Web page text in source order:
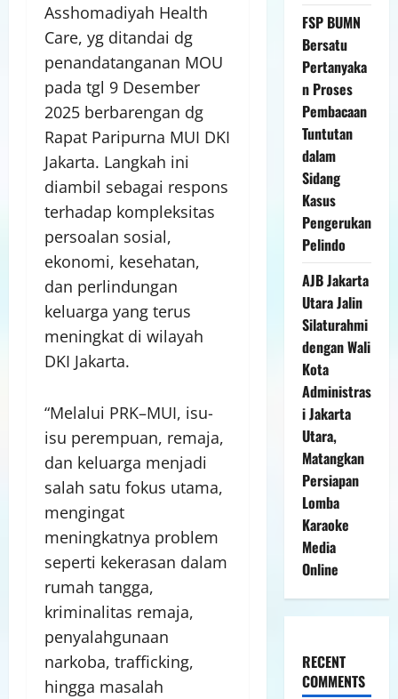
Asshomadiyah Health
Care, yg ditandai dg
penandatanganan MOU
pada tgl 9 Desember
2025 berbarengan dg
Rapat Paripurna MUI DKI
Jakarta. Langkah ini
diambil sebagai respons
terhadap kompleksitas
persoalan sosial,
ekonomi, kesehatan,
dan perlindungan
keluarga yang terus
meningkat di wilayah
DKI Jakarta.
“Melalui PRK–MUI, isu-
isu perempuan, remaja,
dan keluarga menjadi
salah satu fokus utama,
mengingat
meningkatnya problem
seperti kekerasan dalam
rumah tangga,
kriminalitas remaja,
penyalahgunaan
narkoba, trafficking,
hingga masalah
FSP BUMN
Bersatu
Pertanyaka
n Proses
Pembacaan
Tuntutan
dalam
Sidang
Kasus
Pengerukan
Pelindo
AJB Jakarta
Utara Jalin
Silaturahmi
dengan Wali
Kota
Administras
i Jakarta
Utara,
Matangkan
Persiapan
Lomba
Karaoke
Media
Online
RECENT
COMMENTS